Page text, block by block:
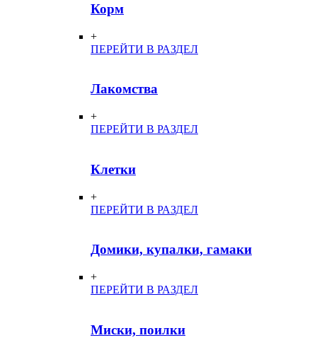
Корм
+
ПЕРЕЙТИ В РАЗДЕЛ
Лакомства
+
ПЕРЕЙТИ В РАЗДЕЛ
Клетки
+
ПЕРЕЙТИ В РАЗДЕЛ
Домики, купалки, гамаки
+
ПЕРЕЙТИ В РАЗДЕЛ
Миски, поилки